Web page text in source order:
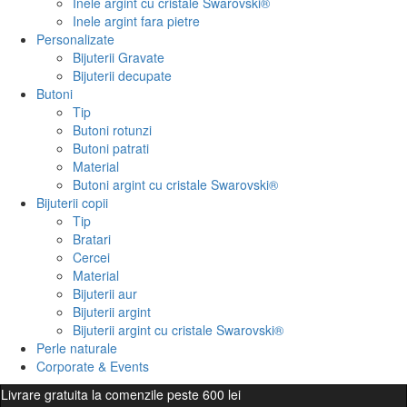
Inele argint fara pietre
Personalizate
Bijuterii Gravate
Bijuterii decupate
Butoni
Tip
Butoni rotunzi
Butoni patrati
Material
Butoni argint cu cristale Swarovski®
Bijuterii copii
Tip
Bratari
Cercei
Material
Bijuterii aur
Bijuterii argint
Bijuterii argint cu cristale Swarovski®
Perle naturale
Corporate & Events
Livrare gratuita la comenzile peste 600 lei